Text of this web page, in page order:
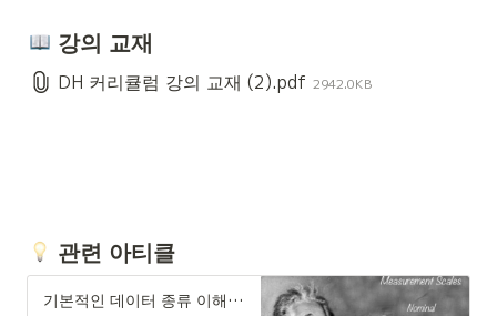
강의 교재
DH 커리큘럼 강의 교재 (2).pdf 2942.0KB
관련 아티클
기본적인 데이터 종류 이해하기